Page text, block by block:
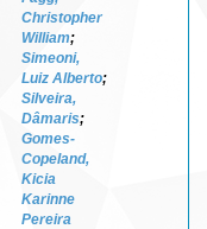
Christopher
William;
Simeoni,
Luiz Alberto;
Silveira,
Dâmaris;
Gomes-
Copeland,
Kicia
Karinne
Pereira